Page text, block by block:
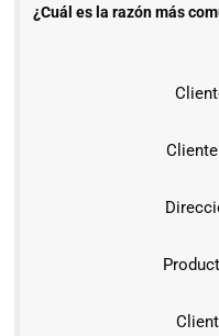
¿Cuál es la razón más